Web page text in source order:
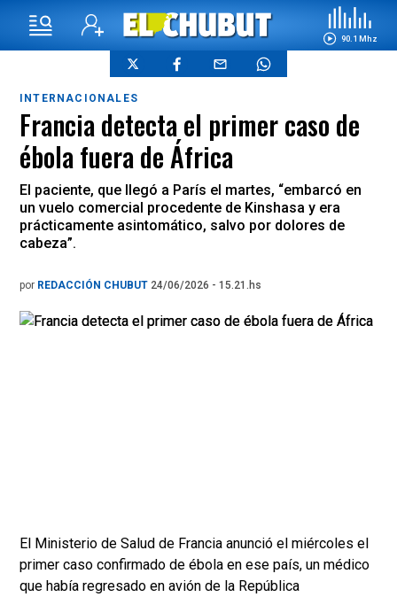
90.1 Mhz
INTERNACIONALES
Francia detecta el primer caso de
ébola fuera de África
El paciente, que llegó a París el martes, “embarcó en
un vuelo comercial procedente de Kinshasa y era
prácticamente asintomático, salvo por dolores de
cabeza”.
por REDACCIÓN CHUBUT 24/06/2026 - 15.21.hs
El Ministerio de Salud de Francia anunció el miércoles el
primer caso confirmado de ébola en ese país, un médico
que había regresado en avión de la República